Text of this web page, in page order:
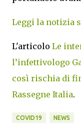
Leggi la notizia
L'articolo Le
l’infettivologo
così rischia di
Rassegne Italia.
COVID19 NEWS